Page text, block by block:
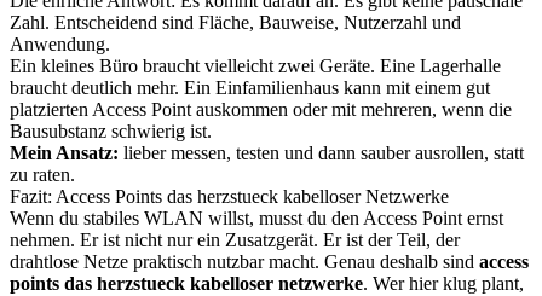
Zahl. Entscheidend sind Fläche, Bauweise, Nutzerzahl und
Anwendung.
Ein kleines Büro braucht vielleicht zwei Geräte. Eine Lagerhalle
braucht deutlich mehr. Ein Einfamilienhaus kann mit einem gut
platzierten Access Point auskommen oder mit mehreren, wenn die
Bausubstanz schwierig ist.
Mein Ansatz: lieber messen, testen und dann sauber ausrollen, statt
zu raten.
Fazit: Access Points das herzstueck kabelloser Netzwerke
Wenn du stabiles WLAN willst, musst du den Access Point ernst
nehmen. Er ist nicht nur ein Zusatzgerät. Er ist der Teil, der
drahtlose Netze praktisch nutzbar macht. Genau deshalb sind access
points das herzstueck kabelloser netzwerke. Wer hier klug plant,